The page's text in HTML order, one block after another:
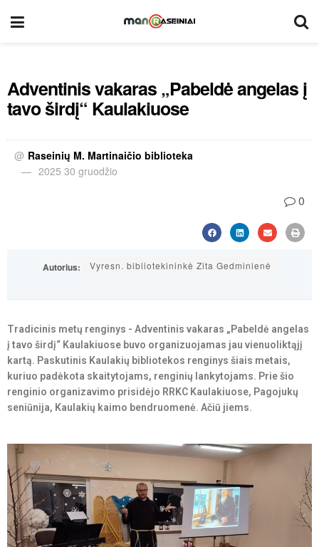
Adventinis vakaras „Pabeldė angelas į
tavo širdį“ Kaulakiuose
@ Raseinių M. Martinaičio biblioteka
2025 30 gruodžio
0
Autorius: Vyresn. bibliotekininkė Zita Gedminienė
Tradicinis metų renginys - Adventinis vakaras „Pabeldė angelas
į tavo širdį“ Kaulakiuose buvo organizuojamas jau vienuoliktąjį
kartą. Paskutinis Kaulakių bibliotekos renginys šiais metais,
kuriuo padėkota skaitytojams, renginių lankytojams. Prie šio
renginio organizavimo prisidėjo RRKC Kaulakiuose, Pagojukų
seniūnija, Kaulakių kaimo bendruomenė. Ačiū jiems.